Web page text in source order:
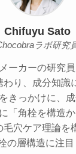
Chifuyu Sato
ラボ研究
ーカーの研究
わり、成分知識
きっかけに、
「角栓を構造
毛穴ケア理論を
の層構造に注